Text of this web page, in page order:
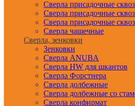
Сверла присадочные
Сверла присадочные
Сверла присадочные
Сверла чашечные
Сверла, зенковки
Зенковки
Сверла ANUBA
Сверла HW для шкантов
Сверла Форстнера
Сверла долбежные
Сверла долбежные со
Сверла конфирмат